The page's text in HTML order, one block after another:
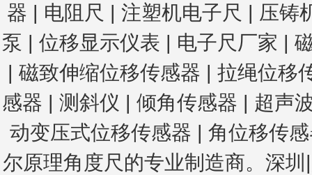
器 | 电阻尺 | 注塑机电子尺 | 压铸
泵 | 位移显示仪表 | 电子尺厂家 |
| 磁致伸缩位移传感器 | 拉绳位移
感器 | 测斜仪 | 倾角传感器 | 超声
动变压式位移传感器 | 角位移传
尔原理角度尺 的专业制造商。深